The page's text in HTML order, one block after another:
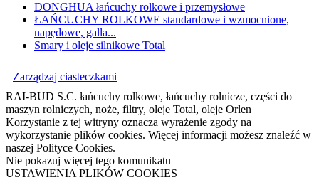
DONGHUA łańcuchy rolkowe i przemysłowe
ŁAŃCUCHY ROLKOWE standardowe i wzmocnione,
napędowe, galla...
Smary i oleje silnikowe Total
Zarządzaj ciasteczkami
RAI-BUD S.C. łańcuchy rolkowe, łańcuchy rolnicze, części do
maszyn rolniczych, noże, filtry, oleje Total, oleje Orlen
Korzystanie z tej witryny oznacza wyrażenie zgody na
wykorzystanie plików cookies. Więcej informacji możesz znaleźć w
naszej Polityce Cookies.
Nie pokazuj więcej tego komunikatu
USTAWIENIA PLIKÓW COOKIES